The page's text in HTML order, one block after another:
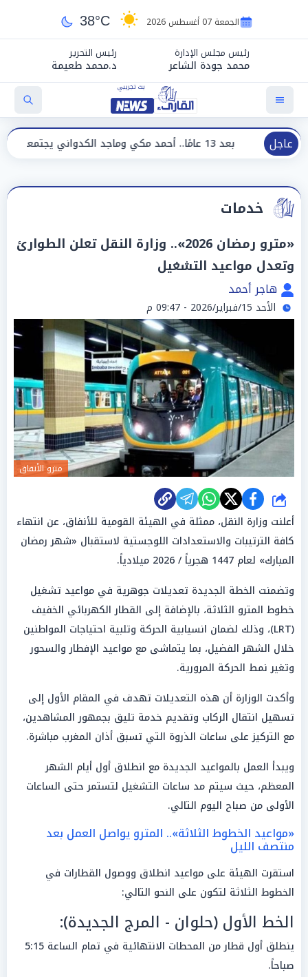
الجمعة 07 أغسطس 2026 38°C
رئيس مجلس الإدارة
محمد جودة الشاعر
رئيس التحرير
د.محمد طعيمة
عاجل
بعد 13 عامًا.. أحمد مكي وماجد الكدواني يجتمعان في «فرصة سعيدة»
خدمات
«مترو رمضان 2026».. وزارة النقل تعلن الطوارئ
وتعدل مواعيد التشغيل
هاجر أحمد
الأحد 15/فبراير/2026 - 09:47 م
مترو الأنفاق
شارك
أعلنت وزارة النقل، ممثلة في الهيئة القومية للأنفاق، عن انتهاء
كافة الترتيبات والاستعدادات اللوجستية لاستقبال «شهر رمضان
المبارك» لعام 1447 هجرياً / 2026 ميلادياً.
وتضمنت الخطة الجديدة تعديلات جوهرية في مواعيد تشغيل
خطوط المترو الثلاثة، بالإضافة إلى القطار الكهربائي الخفيف
(LRT)، وذلك لضمان انسيابية الحركة وتلبية احتياجات المواطنين
خلال الشهر الفضيل، بما يتماشى مع مواعيد الإفطار والسحور
وتغير نمط الحركة المرورية.
وأكدت الوزارة أن هذه التعديلات تهدف في المقام الأول إلى
تسهيل انتقال الركاب وتقديم خدمة تليق بجمهور المشاهدين،
مع التركيز على ساعات الذروة التي تسبق أذان المغرب مباشرة.
ويبدأ العمل بالمواعيد الجديدة مع انطلاق أول أيام الشهر
المعظم، حيث سيتم مد ساعات التشغيل لتستمر حتى الساعات
الأولى من صباح اليوم التالي.
«مواعيد الخطوط الثلاثة».. المترو يواصل العمل بعد
منتصف الليل
استقرت الهيئة على مواعيد انطلاق ووصول القطارات في
الخطوط الثلاثة لتكون على النحو التالي:
الخط الأول (حلوان - المرج الجديدة):
ينطلق أول قطار من المحطات الانتهائية في تمام الساعة 5:15
صباحاً.